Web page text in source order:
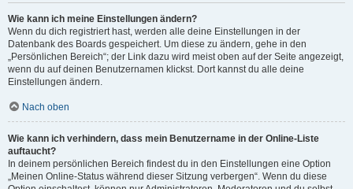
Wie kann ich meine Einstellungen ändern?
Wenn du dich registriert hast, werden alle deine Einstellungen in der
Datenbank des Boards gespeichert. Um diese zu ändern, gehe in den
„Persönlichen Bereich“; der Link dazu wird meist oben auf der Seite angezeigt,
wenn du auf deinen Benutzernamen klickst. Dort kannst du alle deine
Einstellungen ändern.
Nach oben
Wie kann ich verhindern, dass mein Benutzername in der Online-Liste
auftaucht?
In deinem persönlichen Bereich findest du in den Einstellungen eine Option
„Meinen Online-Status während dieser Sitzung verbergen“. Wenn du diese